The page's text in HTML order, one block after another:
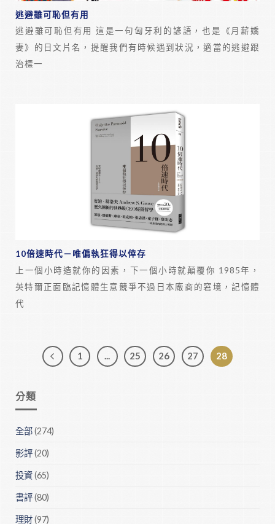
逃避雖可恥但有用
逃避雖可恥但有用 這是一句匈牙利的諺語，也是《月薪嬌
妻》的日文片名，提醒我們有時候遇到狀況，適當的逃避跟
治標一
10倍速時代－唯偏執狂得以倖存
上一個小時造就你的因素，下一個小時就顛覆你 1985年，
英特爾正面臨記憶體生意競爭不過日本廠商的窘境，記憶體
代
1 ... 25 26 27 28
分類
全部(274)
影評(20)
投資(65)
書評(80)
理財(97)